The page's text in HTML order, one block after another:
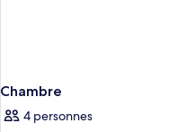
Chambre
4 personnes